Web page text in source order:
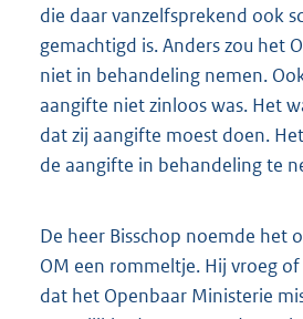
die daar vanzelfsprekend ook
gemachtigd is. Anders zou het
niet in behandeling nemen.
aangifte niet zinloos was. Het
dat zij aangifte moest doen.
de aangifte in behandeling te
De heer Bisschop noemde het
OM een rommeltje. Hij vroeg
dat het Openbaar Ministerie